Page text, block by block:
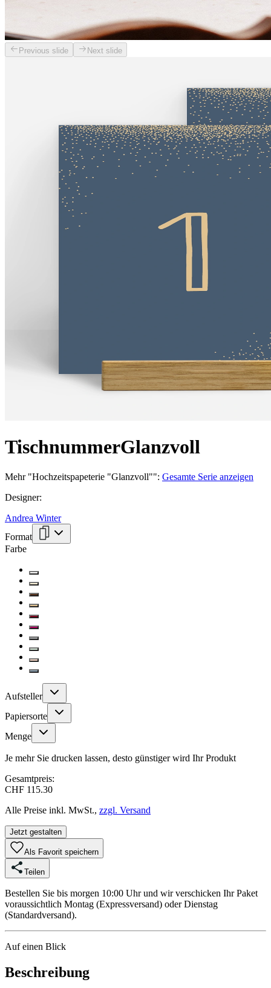
Previous slide Next slide
TischnummerGlanzvoll
Mehr"Hochzeitspapeterie "Glanzvoll"": Gesamte Serie anzeigen
Designer:
Andrea Winter
Format
Farbe
Aufsteller
Papiersorte
Menge
Je mehr Sie drucken lassen, desto günstiger wird Ihr Produkt
Gesamtpreis:
CHF 115.30
Alle Preise inkl. MwSt., zzgl. Versand
Jetzt gestalten
Als Favorit speichern
Teilen
Bestellen Sie bis morgen 10:00 Uhr und wir verschicken Ihr Paket
voraussichtlich Montag (Expressversand) oder Dienstag
(Standardversand).
Auf einen Blick
Beschreibung